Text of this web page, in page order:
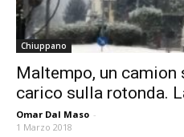
Chiuppano
Maltempo, un camion
carico sulla rotonda.
Omar Dal Maso -
1 Marzo 2018